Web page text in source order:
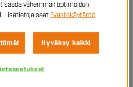
lähettämääsi hakemukseen, että olet
työhön kykenevä
hakemuksesi ei eroa muista
korostaa olevansa ahkera
kuitenkin kuvaavat sinua
esimerkkien avulla. Millaisissa
saada vähemmän optimoidun
Lisätietoja saat Evästekäytäntö
Hyväksy kaikki